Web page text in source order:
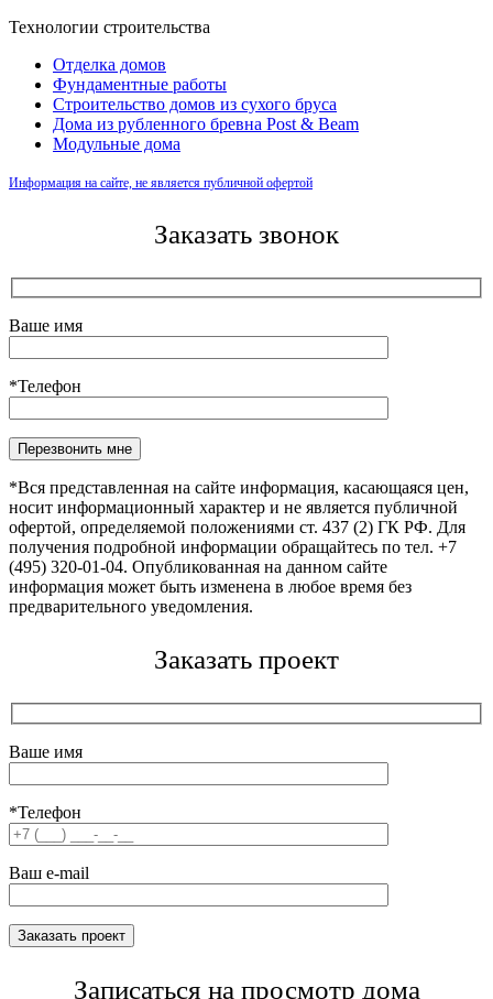
Технологии строительства
Отделка домов
Фундаментные работы
Строительство домов из сухого бруса
Дома из рубленного бревна Post & Beam
Модульные дома
Информация на сайте, не является публичной офертой
Заказать звонок
Ваше имя
*Телефон
Оставьте это поле пустым.
*Вся представленная на сайте информация, касающаяся цен,
носит информационный характер и не является публичной
офертой, определяемой положениями ст. 437 (2) ГК РФ. Для
получения подробной информации обращайтесь по тел. +7
(495) 320-01-04. Опубликованная на данном сайте
информация может быть изменена в любое время без
предварительного уведомления.
Заказать проект
Ваше имя
*Телефон
Ваш e-mail
Записаться на просмотр дома